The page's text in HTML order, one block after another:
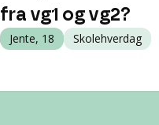
fra vg1 og vg2?
Jente, 18 Skolehverdag